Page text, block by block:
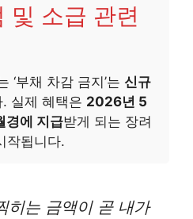
소급 관련
‘부채 차감 금지’는 신규
실제 혜택은 2026년 5
경에 지급받게 되는 장려
작됩니다.
히는 금액이 곧 내가